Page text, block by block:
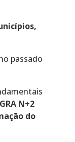
passado
N+2
do